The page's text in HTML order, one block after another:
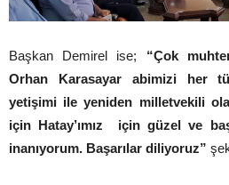
Başkan Demirel ise; “Çok
Orhan Karasayar abimizi her
yetişimi ile yeniden milletvekili
için Hatay’ımız için güzel ve
inanıyorum. Başarılar diliyoruz”